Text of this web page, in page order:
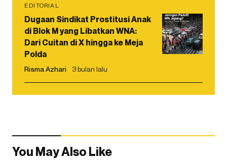
EDITORIAL
Dugaan Sindikat Prostitusi Anak
di Blok M yang Libatkan WNA:
Dari Cuitan di X hingga ke Meja
Polda
Risma Azhari 3 bulan lalu
You May Also Like